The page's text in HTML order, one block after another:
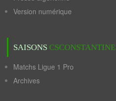
Version numérique
SAISONS CSCONSTANTINE
Matchs Ligue 1 Pro
Archives